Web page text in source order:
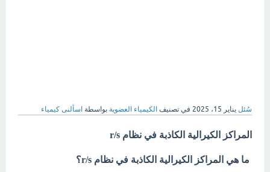
سُئل يناير 15، 2025 في تصنيف الكيمياء العضوية بواسطة اسألنى كيمياء
المراكز الكيرالية الكاذبة في نظام r/s
ما هي المراكز الكيرالية الكاذبة في نظام r/s؟